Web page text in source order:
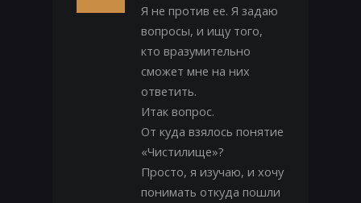
Я не против ее. Я задаю
вопросы, и ищу того,
кто вразумительно
сможет мне на них
ответить.
Итак вопрос.
От куда взялось понятие
«Чистилище»?
Просто, я изучаю, и хочу
понимать откуда пошли